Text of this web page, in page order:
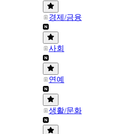
경제/금융
사회
연예
생활/문화